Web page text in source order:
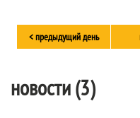
< предыдущий день
новости (3)